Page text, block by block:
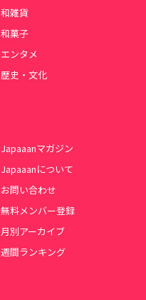
和雑貨
和菓子
エンタメ
歴史・文化
Japaaanマガジン
Japaaanについて
お問い合わせ
無料メンバー登録
月別アーカイブ
週間ランキング